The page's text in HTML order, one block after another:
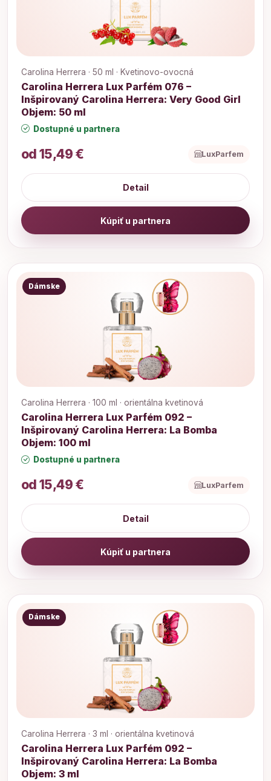
Carolina Herrera · 50 ml · Kvetinovo-ovocná
Carolina Herrera Lux Parfém 076 –
Inšpirovaný Carolina Herrera: Very Good Girl
Objem: 50 ml
Dostupné u partnera
od 15,49 € LuxParfem
Detail
Kúpiť u partnera
Dámske
Carolina Herrera · 100 ml · orientálna kvetinová
Carolina Herrera Lux Parfém 092 –
Inšpirovaný Carolina Herrera: La Bomba
Objem: 100 ml
Dostupné u partnera
od 15,49 € LuxParfem
Detail
Kúpiť u partnera
Dámske
Carolina Herrera · 3 ml · orientálna kvetinová
Carolina Herrera Lux Parfém 092 –
Inšpirovaný Carolina Herrera: La Bomba
Objem: 3 ml